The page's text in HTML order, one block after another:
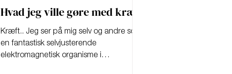
Hvad jeg ville gøre med kræft
Kræft.. Jeg ser på mig selv og andre som
en fantastisk selvjusterende
elektromagnetisk organisme i